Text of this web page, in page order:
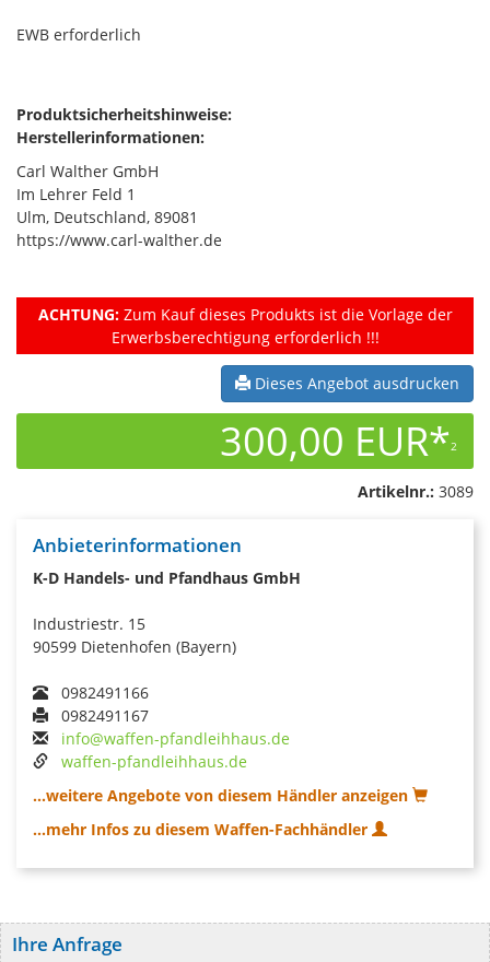
EWB erforderlich
Produktsicherheitshinweise:
Herstellerinformationen:
Carl Walther GmbH
Im Lehrer Feld 1
Ulm, Deutschland, 89081
https://www.carl-walther.de
ACHTUNG:Zum Kauf dieses Produkts ist die Vorlage der
Erwerbsberechtigung erforderlich !!!
Dieses Angebot ausdrucken
300,00 EUR*2
Artikelnr.: 3089
Anbieterinformationen
K-D Handels- und Pfandhaus GmbH
Industriestr. 15
90599 Dietenhofen (Bayern)
0982491166
0982491167
info@waffen-pfandleihhaus.de
waffen-pfandleihhaus.de
...weitere Angebote von diesem Händler anzeigen
...mehr Infos zu diesem Waffen-Fachhändler
Ihre Anfrage